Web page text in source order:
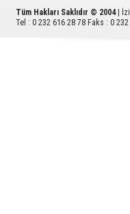
Tüm Hakları Saklıdır © 2004
|
Tel : 0 232 616 28 78 Faks : 0